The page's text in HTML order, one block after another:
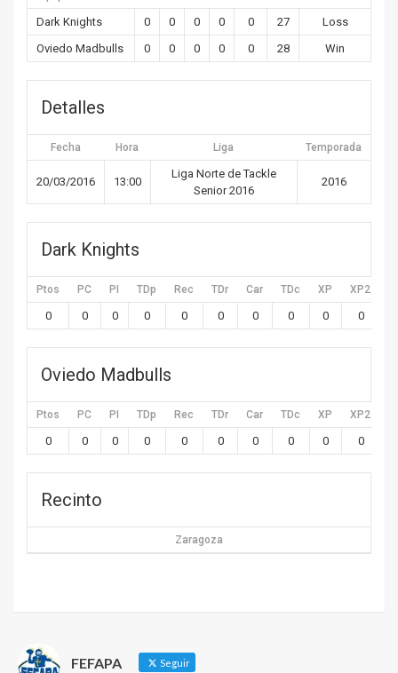
Dark Knights 0 0 0 0 0 27
Loss
Oviedo Madbulls
0 0 0 0 0 28 Win
Detalles
Fecha Hora Liga Temporada
20/03/2016 13:00
Liga Norte de Tackle
Senior 2016
2016
Dark Knights
Ptos PC PI TDp Rec TDr Car TDc XP XP2
0 0 0 0 0 0 0 0 0 0
Oviedo Madbulls
Ptos PC PI TDp Rec TDr Car TDc XP XP2
0 0 0 0 0 0 0 0 0 0
Recinto
Zaragoza
FEFAPA Seguir